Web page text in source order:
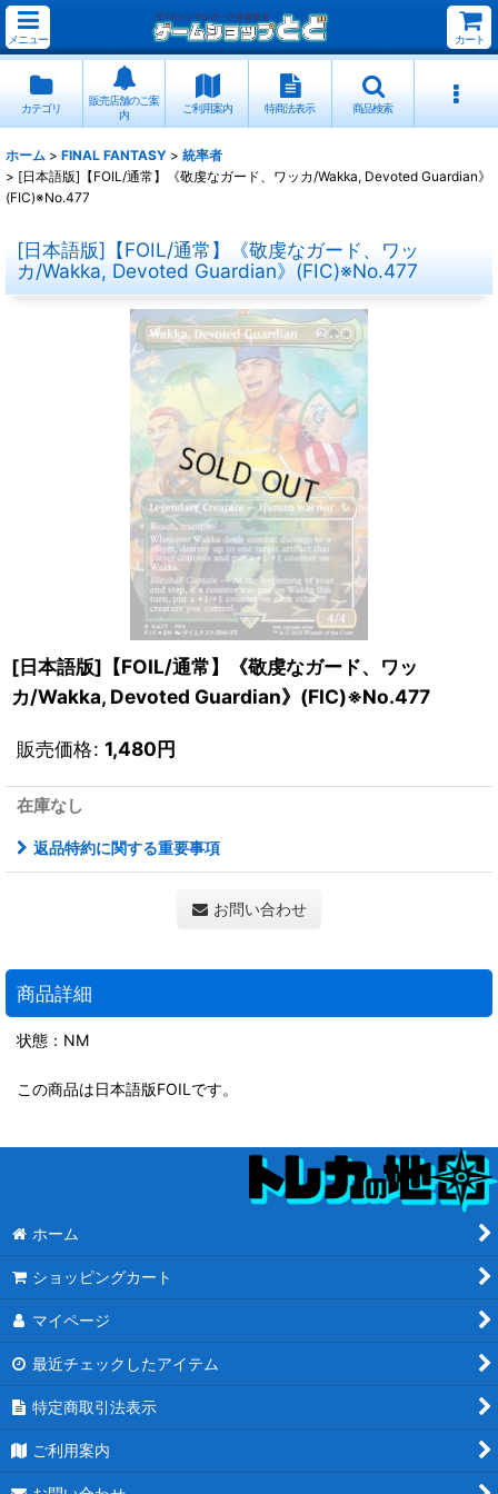
メニュー カート
カテゴリ
販売店舗のご案
内
ご利用案内 特商法表示 商品検索
ホーム > FINAL FANTASY > 統率者
> [日本語版]【FOIL/通常】《敬虔なガード、ワッカ/Wakka, Devoted Guardian》
(FIC)※No.477
[日本語版]【FOIL/通常】《敬虔なガード、ワッ
カ/Wakka, Devoted Guardian》(FIC)※No.477
[日本語版]【FOIL/通常】《敬虔なガード、ワッ
カ/Wakka, Devoted Guardian》(FIC)※No.477
販売価格: 1,480円
在庫なし
返品特約に関する重要事項
お問い合わせ
商品詳細
状態：NM
この商品は日本語版FOILです。
ホーム
ショッピングカート
マイページ
最近チェックしたアイテム
特定商取引法表示
ご利用案内